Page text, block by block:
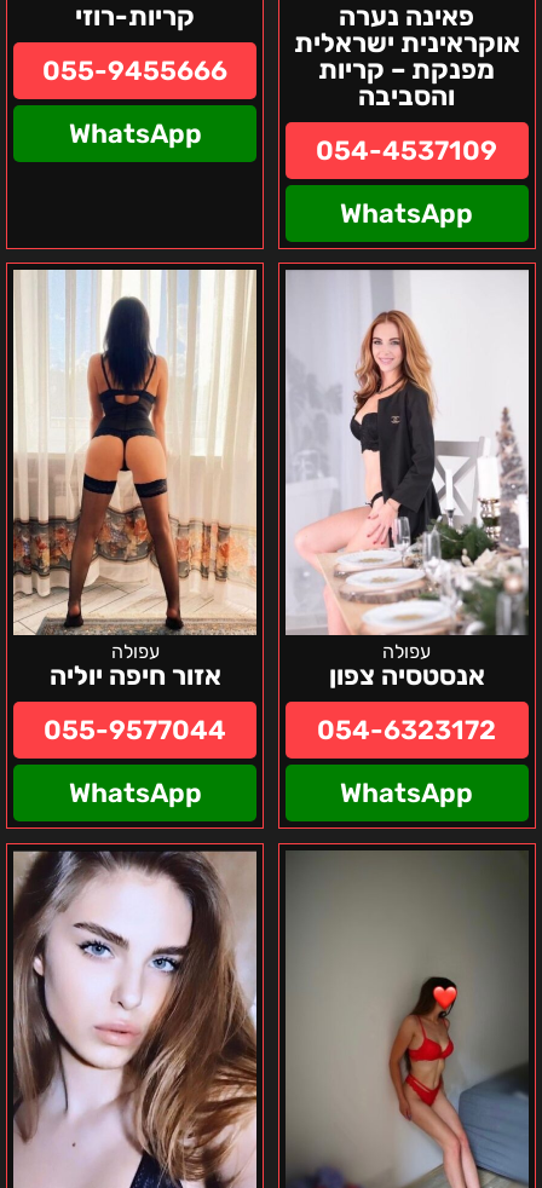
פאינה נערה
אוקראינית ישראלית
מפנקת – קריות
והסביבה
054-4537109
WhatsApp
קריות-רוזי
055-9455666
WhatsApp
עפולה
אנסטסיה צפון
054-6323172
WhatsApp
אנסטסיה
עפולה
אזור חיפה יוליה
055-9577044
WhatsApp
אזור
חיפה
יוליה
צפון
אזור
הצפון
אנה